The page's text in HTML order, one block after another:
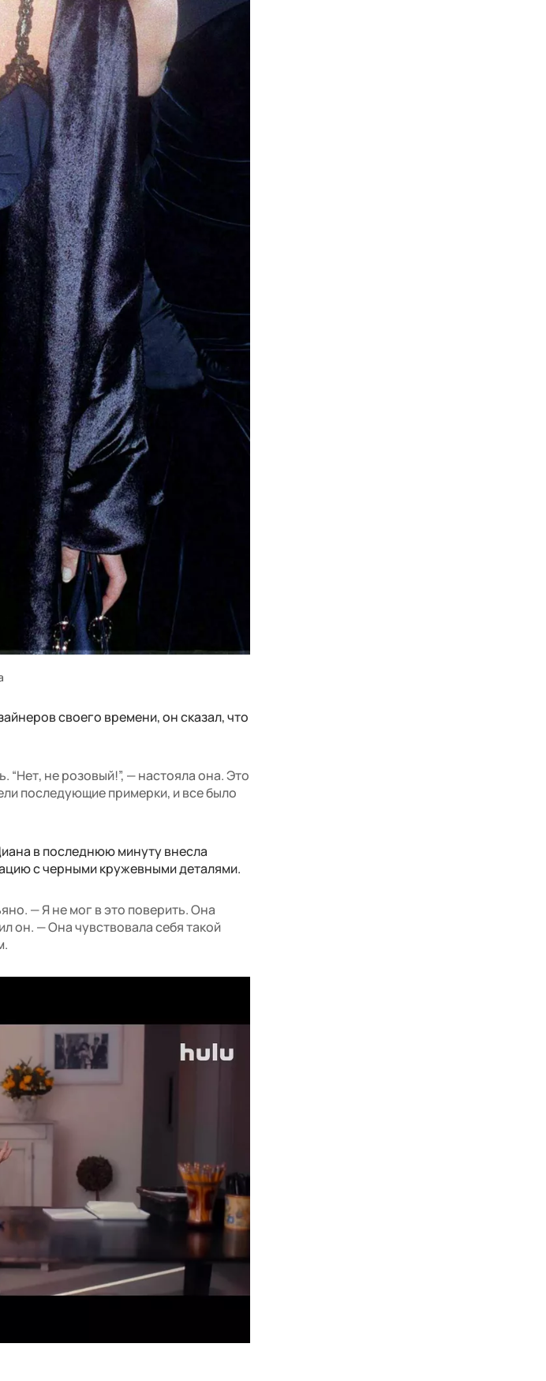
своего времени, он сказал, что
“Нет, не розовый!”, — настояла она. Это
последующие примерки, и все было
в последнюю минуту внесла
с черными кружевными деталями.
— Я не мог в это поверить. Она
он. — Она чувствовала себя такой